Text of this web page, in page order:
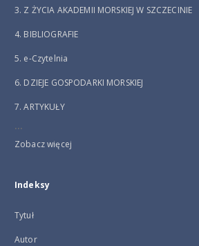
3. Z ŻYCIA AKADEMII MORSKIEJ W SZCZECINIE
4. BIBLIOGRAFIE
5. e-Czytelnia
6. DZIEJE GOSPODARKI MORSKIEJ
7. ARTYKUŁY
...
Zobacz więcej
Indeksy
Tytuł
Autor